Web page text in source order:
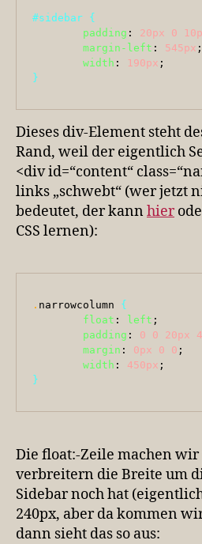
#sidebar {
padding : 20px 0
margin-left : 545px ;
width : 190px
}
Dieses div-Element steht
Rand, weil der eigentlich
<div id=“content“
links „schwebt“ (wer jetzt
bedeutet, der kann hier
CSS lernen):
. narrowcolumn {
float : left ;
padding : 0 0 20px
margin : 0px 0 0 ;
width : 450px
}
Die float:-Zeile machen
verbreitern die Breite um
Sidebar noch hat
240px, aber da kommen
dann sieht das so aus: